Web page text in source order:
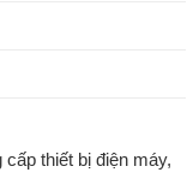
Hồ Chí Minh
cấp thiết bị điện máy,